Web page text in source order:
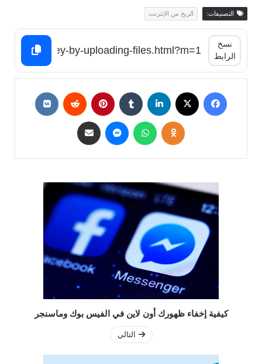
التصنيفات: الربح من الإنترنت
نسخ
الرابط
كيفية إخفاء ظهورك أون لاين في الفيس بوك وماسنجر
التالي